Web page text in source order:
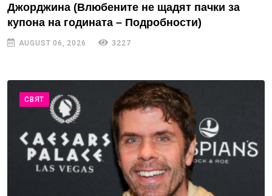
Джорджина (Влюбените не щадят пачки за
купона на годината – Подробности)
AUGUST 06, 2026 3227
СВЯТ